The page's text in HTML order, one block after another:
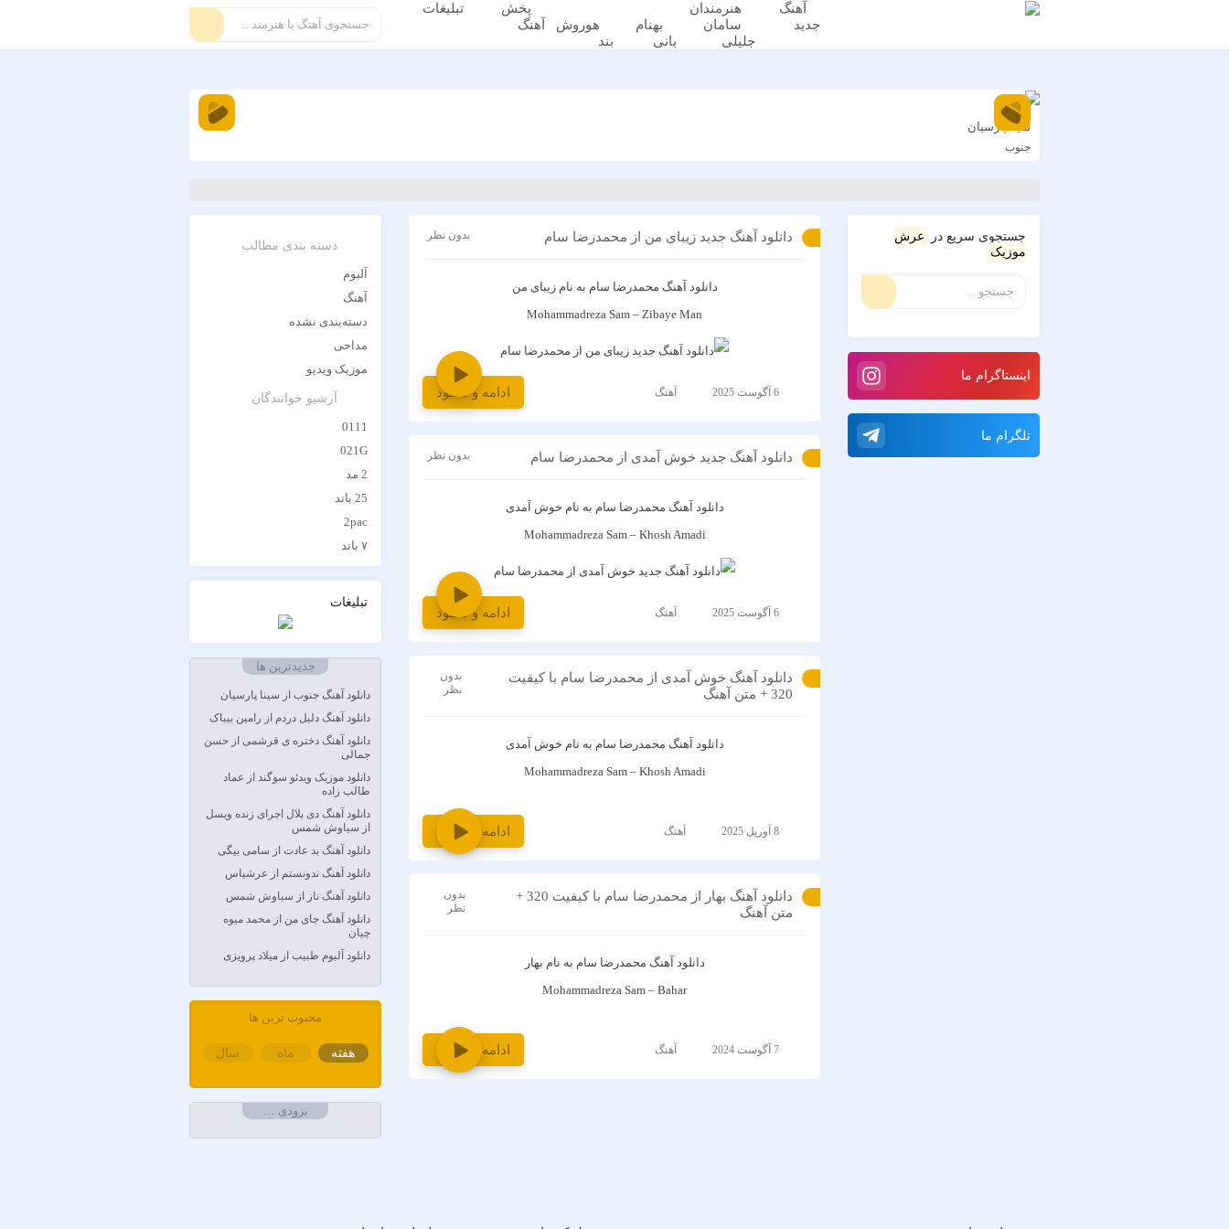
آهنگ
جدید
هنرمندان
سامان
جلیلی
بهنام
بانی
هوروش
بند
پخش
آهنگ
تبلیغات
سینا پارسیان
جنوب
جستجوی سریع در
عرش
موزیک
اینستاگرام ما
تلگرام ما
دانلود آهنگ جدید زیبای من از محمدرضا سام بدون نظر
دانلود آهنگ محمدرضا سام به نامزیبای من
Mohammadreza Sam – Zibaye Man
6 آگوست 2025 آهنگ ادامه و دانلود
دانلود آهنگ جدید خوش آمدی از محمدرضا سام بدون نظر
دانلود آهنگ محمدرضا سام به نام خوش آمدی
Mohammadreza Sam – Khosh Amadi
6 آگوست 2025 آهنگ ادامه و دانلود
دانلود آهنگ خوش آمدی از محمدرضا سام با کیفیت
320 + متن آهنگ
بدون
نظر
دانلود آهنگ محمدرضا سام به نام خوش آمدی
Mohammadreza Sam – Khosh Amadi
8 آوریل 2025 آهنگ ادامه و دانلود
دانلود آهنگ بهار از محمدرضا سام با کیفیت 320 +
متن آهنگ
بدون
نظر
دانلود آهنگ محمدرضا سام به نام بهار
Mohammadreza Sam – Bahar
7 آگوست 2024 آهنگ ادامه و دانلود
دسته بندی مطالب
آلبوم
آهنگ
دسته‌بندی نشده
مداحی
موزیک ویدیو
آرشیو خوانندگان
0111
021G
2 مد
25 باند
2pac
۷ باند
AFROJACK
Ahmadreza Habibiyan
Akon
Alexandra Stan
Amir Khalvat
Andre Schnura & Timmy
Trumpet & Alexandra Stan
Anyma Ellie Goulding
Arsha Michaels
Aşkın Nur Yengi
Ava Max
Avril Lavigne & Simple Plan
Ayla Çelik
Aynur Polat
Balabay Agayev
Berkay
Bilal Sonses & Çağın
تبلیغات
جدیدترین ها
دانلود آهنگ جنوب از سینا پارسیان
دانلود آهنگ دلیل دردم از رامین بیباک
دانلود آهنگ دختره ی قرشمی از حسن
جمالی
دانلود موزیک ویدئو سوگند از عماد
طالب زاده
دانلود آهنگ دی بلال اجرای زنده ویسل
از سیاوش شمس
دانلود آهنگ بد عادت از سامی بیگی
دانلود آهنگ ندونستم از عرشیاس
دانلود آهنگ ناز از سیاوش شمس
دانلود آهنگ جای من از محمد میوه
چیان
دانلود آلبوم طبیب از میلاد پرویزی
محبوب ترین ها
هفته ماه سال
بزودی …